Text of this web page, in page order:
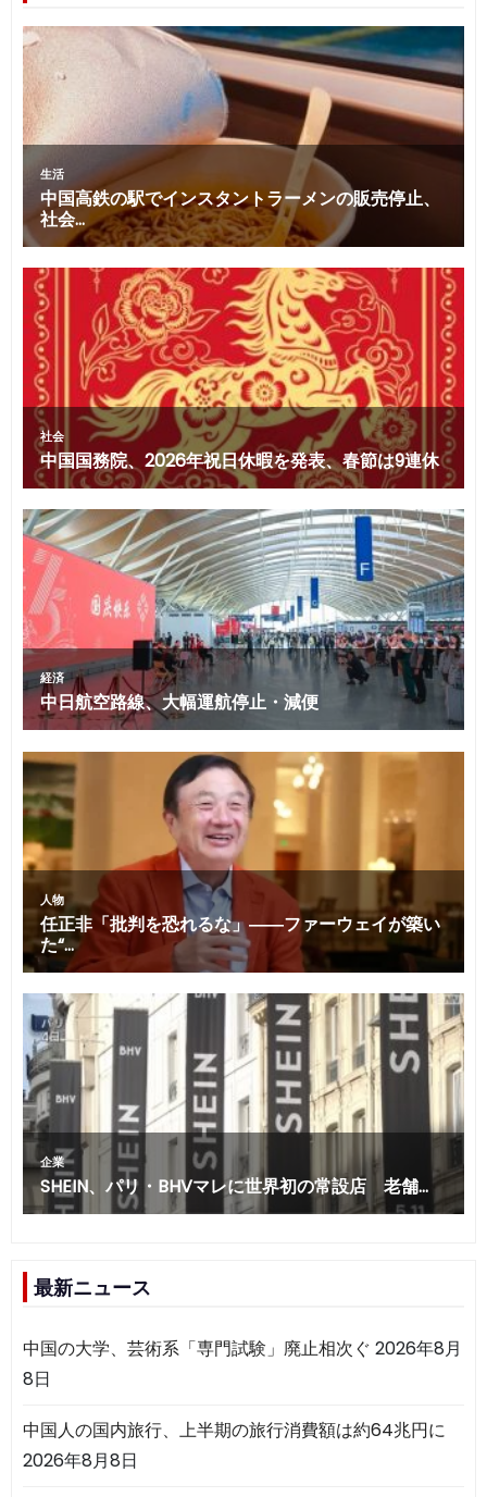
最新ニュース
中国の大学、芸術系「専門試験」廃止相次ぐ 2026年8月
8日
中国人の国内旅行、上半期の旅行消費額は約64兆円に
2026年8月8日